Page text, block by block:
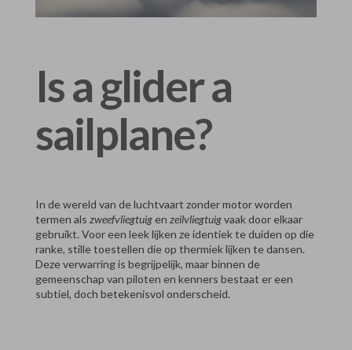
Is a glider a
sailplane?
In de wereld van de luchtvaart zonder motor worden
termen als zweefvliegtuigen zeilvliegtuigvaak door elkaar
gebruikt. Voor een leek lijken ze identiek te duiden op die
ranke, stille toestellen die op thermiek lijken te dansen.
Deze verwarring is begrijpelijk, maar binnen de
gemeenschap van piloten en kenners bestaat er een
subtiel, doch betekenisvol onderscheid.